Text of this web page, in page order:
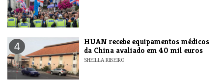
4
HUAN recebe equipamentos médicos
da China avaliado em 40 mil euros
SHEILLA RIBEIRO